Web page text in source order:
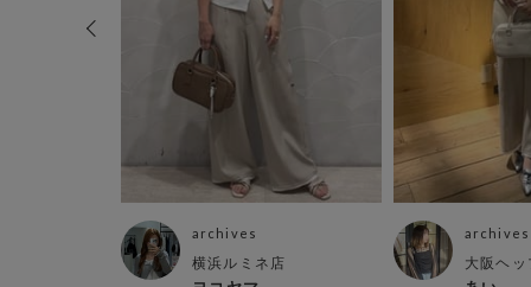
archives
横浜ルミネ店
archives
大阪ヘ